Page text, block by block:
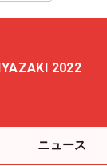
2022
ニュース